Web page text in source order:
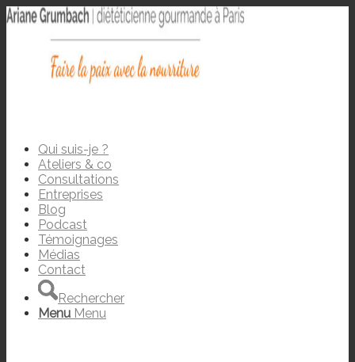
Qui suis-je ?
Ateliers & co
Consultations
Entreprises
Blog
Podcast
Témoignages
Médias
Contact
Rechercher
Menu Menu